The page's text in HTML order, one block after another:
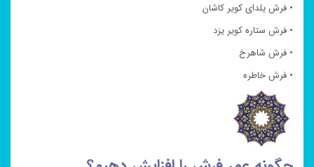
• فرش یلدای کویر کاشان
• فرش ستاره کویر یزد
• فرش شاهرخ
• فرش خاطره